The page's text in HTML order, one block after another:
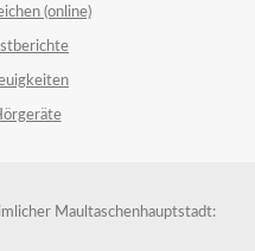
(online)
Maultaschenhauptstadt: